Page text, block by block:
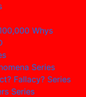
Whys
Series
Fallacy? Series
Series